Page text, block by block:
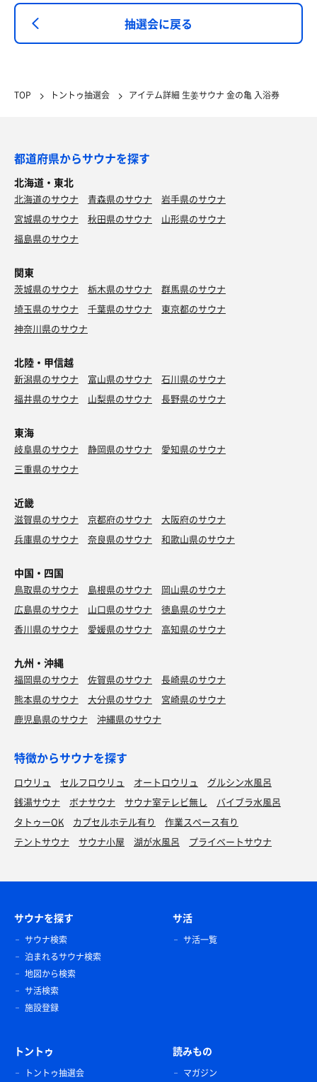
抽選会に戻る
TOP トントゥ抽選会 アイテム詳細 生姜サウナ 金の亀 入浴券
都道府県からサウナを探す
北海道・東北
北海道のサウナ 青森県のサウナ
岩手県のサウナ
宮城県のサウナ
秋田県のサウナ
山形県のサウナ
福島県のサウナ
関東
茨城県のサウナ 栃木県のサウナ
群馬県のサウナ
埼玉県のサウナ
千葉県のサウナ
東京都のサウナ
神奈川県のサウナ
北陸・甲信越
新潟県のサウナ 富山県のサウナ
石川県のサウナ
福井県のサウナ
山梨県のサウナ 長野県のサウナ
東海
岐阜県のサウナ 静岡県のサウナ
愛知県のサウナ
三重県のサウナ
近畿
滋賀県のサウナ 京都府のサウナ
大阪府のサウナ
兵庫県のサウナ
奈良県のサウナ 和歌山県のサウナ
中国・四国
鳥取県のサウナ 島根県のサウナ
岡山県のサウナ
広島県のサウナ
山口県のサウナ
徳島県のサウナ
香川県のサウナ
愛媛県のサウナ 高知県のサウナ
九州・沖縄
福岡県のサウナ 佐賀県のサウナ
長崎県のサウナ
熊本県のサウナ
大分県のサウナ
宮崎県のサウナ
鹿児島県のサウナ
沖縄県のサウナ
特徴からサウナを探す
ロウリュ セルフロウリュ オートロウリュ
グルシン水風呂
銭湯サウナ
ボナサウナ サウナ室テレビ無し
バイブラ水風呂
タトゥーOK
カプセルホテル有り
作業スペース有り
テントサウナ
サウナ小屋 湖が水風呂 プライベートサウナ
サウナを探す
サウナ検索
泊まれるサウナ検索
地図から検索
サ活検索
施設登録
サ活
サ活一覧
トントゥ
トントゥ抽選会
読みもの
マガジン